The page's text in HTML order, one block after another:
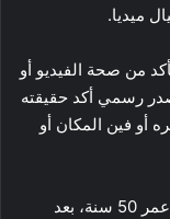
ميديا.
من صحة الفيديو أو
رسمي أكد حقيقته
فين المكان أو
مايكل جاكسون توفي يوم 25 يونيو 2009 عن عمر 50 سنة، بعد